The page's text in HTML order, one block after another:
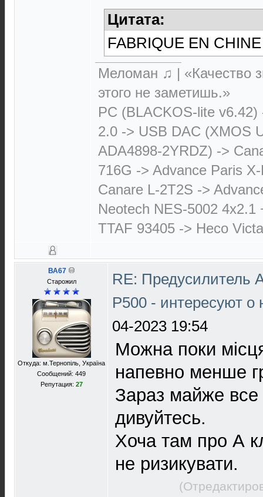
Цитата:
FABRIQUE EN CHINE
Меломан ♫ | «Качество
этого не заметишь.»
PC (BLACKOS-lite
2.0 -> USB DAC (XMOS
ADA4898-2YRDZ) ->
716G -> Advance Paris
Canare L-2T2S ->
Neotech NES-5002
TTAF 93405 -> Heco
ВА67
Старожил
Откуда: м.Тернопіль, Україна
Сообщений: 449
Репутация: 27
RE: Предусилитель
P500 - интересуют
04-2023 19:54
Можна поки
напевно менше
Зараз майже
дивуйтесь.
Хоча там про А
не ризикувати.